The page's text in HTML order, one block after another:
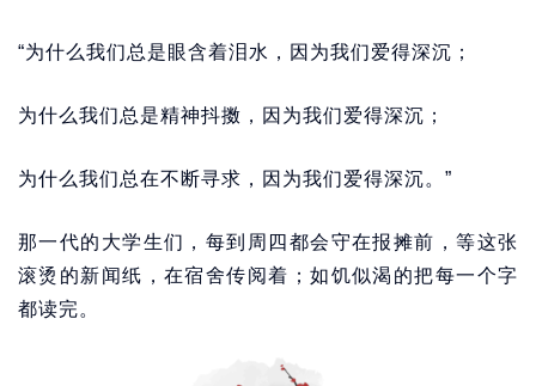
“为什么我们总是眼含着泪水，因为我们爱得深沉；
为什么我们总是精神抖擞，因为我们爱得深沉；
为什么我们总在不断寻求，因为我们爱得深沉。”
那一代的大学生们，每到周四都会守在报摊前，等这张
滚烫的新闻纸，在宿舍传阅着；如饥似渴的把每一个字
都读完。